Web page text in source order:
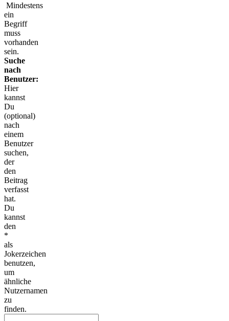
Mindestens
ein
Begriff
muss
vorhanden
sein.
Suche
nach
Benutzer:
Hier
kannst
Du
(optional)
nach
einem
Benutzer
suchen,
der
den
Beitrag
verfasst
hat.
Du
kannst
den
*
als
Jokerzeichen
benutzen,
um
ähnliche
Nutzernamen
zu
finden.